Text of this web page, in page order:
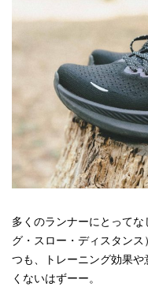
多くのランナーにとって
グ・スロー・ディスタン
つも、トレーニング効果
くないはずーー。